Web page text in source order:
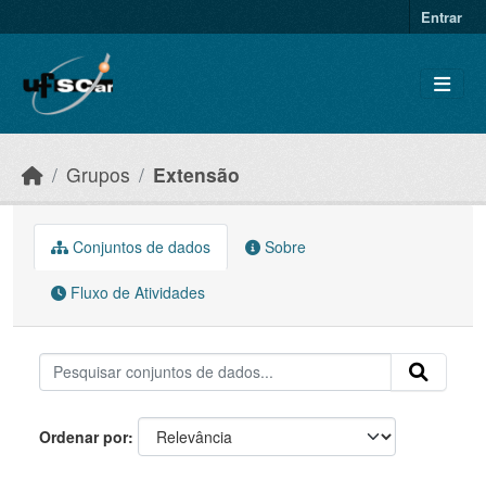
Entrar
Grupos Extensão
Conjuntos de dados Sobre
Fluxo de Atividades
Ordenar por